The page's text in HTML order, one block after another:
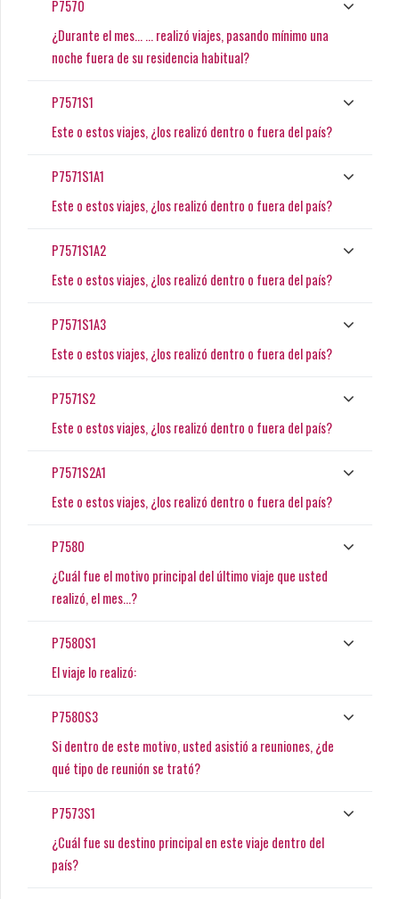
P7570
¿Durante el mes... ... realizó viajes, pasando mínimo una
noche fuera de su residencia habitual?
P7571S1
Este o estos viajes, ¿los realizó dentro o fuera del país?
P7571S1A1
Este o estos viajes, ¿los realizó dentro o fuera del país?
P7571S1A2
Este o estos viajes, ¿los realizó dentro o fuera del país?
P7571S1A3
Este o estos viajes, ¿los realizó dentro o fuera del país?
P7571S2
Este o estos viajes, ¿los realizó dentro o fuera del país?
P7571S2A1
Este o estos viajes, ¿los realizó dentro o fuera del país?
P7580
¿Cuál fue el motivo principal del último viaje que usted
realizó, el mes...?
P7580S1
El viaje lo realizó:
P7580S3
Si dentro de este motivo, usted asistió a reuniones, ¿de
qué tipo de reunión se trató?
P7573S1
¿Cuál fue su destino principal en este viaje dentro del
país?